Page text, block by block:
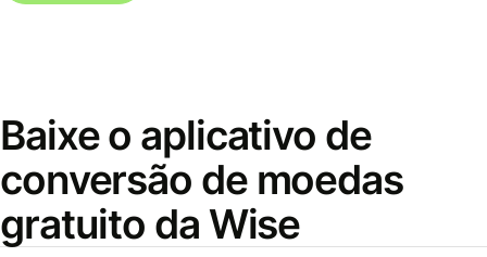
Baixe o aplicativo de
conversão de moedas
gratuito da Wise